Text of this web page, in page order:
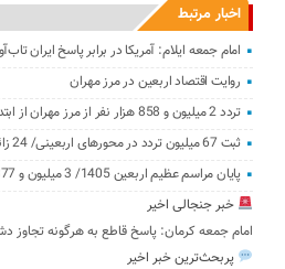
اخبار مرتبط
امام جمعه ایلام: آمریکا در برابر پاسخ ایران
روایت اقتصاد اربعین در مرز مهران
تردد 2 میلیون و 858 هزار نفر از مرز مهران از ابتدای ماه صفر تاکنون
‌‌ثبت 67 میلیون تردد در محورهای اربعینی/ 24 زائر در تصادفات جان باختند
پایان مراسم عظیم اربعین 1405/ ‌3 میلیون و 377 ‌هزار زائر به عراق رفتند
خبر جنجالی اخیر
امام جمعه کرمان: پاسخ قاطع به هرگونه
پربحث‌ترین خبر اخیر